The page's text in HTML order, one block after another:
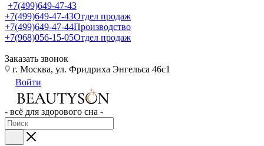
+7(499)649-47-43
+7(499)649-47-43Отдел продаж
+7(499)649-47-44Производство
+7(968)056-15-05Отдел продаж
Заказать звонок
г. Москва, ул. Фридриха Энгельса 46с1
Войти
- всё для здорового сна -